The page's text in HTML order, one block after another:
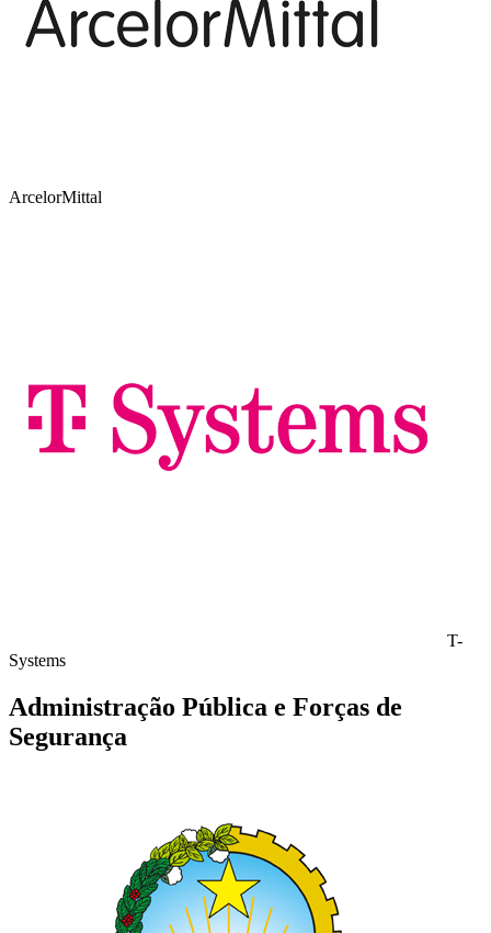
ArcelorMittal
T-
Systems
Administração Pública e Forças de
Segurança